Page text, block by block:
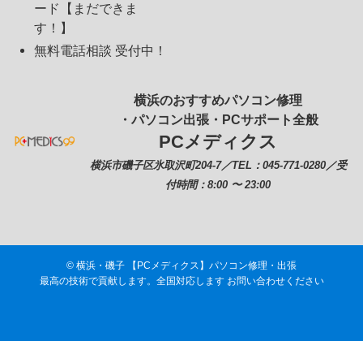
ード【まだできま
す！】
無料電話相談 受付中！
横浜のおすすめパソコン修理
・パソコン出張・PCサポート全般
PCメディクス
横浜市磯子区氷取沢町204-7／TEL：045-771-0280／受
付時間：8:00 〜 23:00
© 横浜・磯子 【PCメディクス】パソコン修理・出張
最高の技術で貢献します。全国対応します お問い合わせください